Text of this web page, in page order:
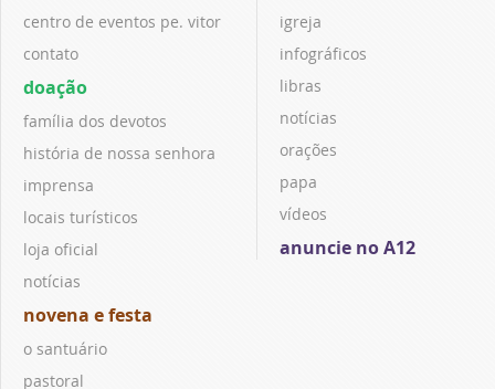
centro de eventos pe. vitor
contato
doação
família dos devotos
história de nossa senhora
imprensa
locais turísticos
loja oficial
notícias
novena e festa
o santuário
pastoral
igreja
infográficos
libras
notícias
orações
papa
vídeos
anuncie no A12